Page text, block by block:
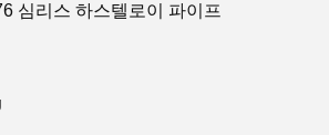
심리스 하스텔로이 파이프